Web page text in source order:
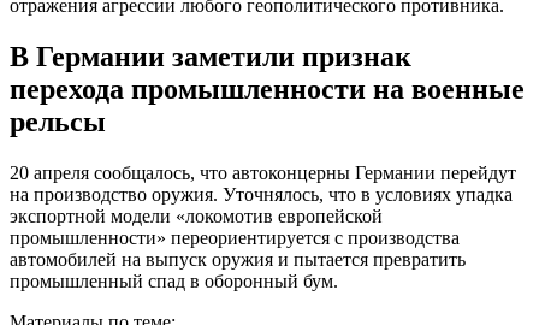
отражения агрессии любого геополитического противника.
В Германии заметили признак
перехода промышленности на военные
рельсы
20 апреля сообщалось, что автоконцерны Германии перейдут
на производство оружия. Уточнялось, что в условиях упадка
экспортной модели «локомотив европейской
промышленности» переориентируется с производства
автомобилей на выпуск оружия и пытается превратить
промышленный спад в оборонный бум.